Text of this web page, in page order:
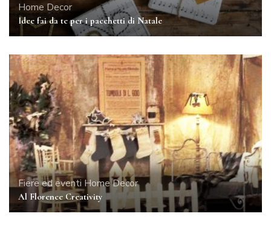
Home Decor
Idee fai da te per i pacchetti di Natale
Fiere ed eventi Home Decor
Al Florence Creativity